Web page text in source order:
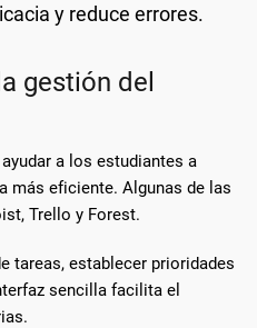
y reduce errores.
gestión del
a los estudiantes a
más eficiente. Algunas de las
Trello y Forest.
tareas, establecer prioridades
sencilla facilita el